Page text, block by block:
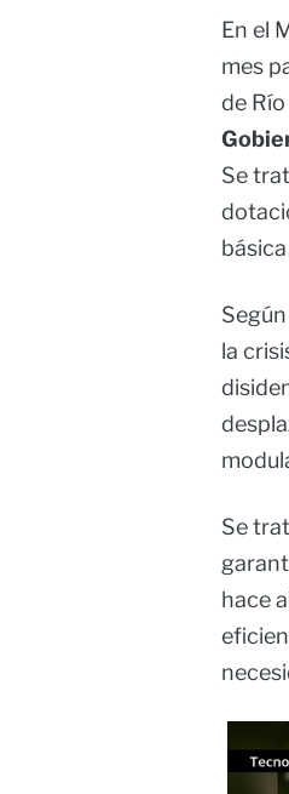
En el
mes
de
Se
la
Se
hace